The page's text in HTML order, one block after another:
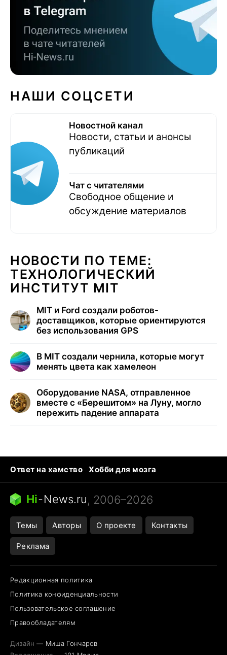
НАШИ СОЦСЕТИ
Новостной канал
Новости, статьи и анонсы
публикаций
Чат с читателями
Свободное общение и
обсуждение материалов
НОВОСТИ ПО ТЕМЕ:
ТЕХНОЛОГИЧЕСКИЙ
ИНСТИТУТ MIT
MIT и Ford создали роботов-
доставщиков, которые ориентируются
без использования GPS
В MIT создали чернила, которые могут
менять цвета как хамелеон
Оборудование NASA, отправленное
вместе с «Берешитом» на Луну, могло
пережить падение аппарата
Ответ на хамство
Хобби для мозга
Бензин 100 vs 95
Тунцы в океанариуме
Следующая пандемия
Hi-News.ru, 2006–2026
Темы Авторы О проекте Контакты
Реклама
Редакционная политика
Политика конфиденциальности
Пользовательское соглашение
Правообладателям
Дизайн — Миша Гончаров